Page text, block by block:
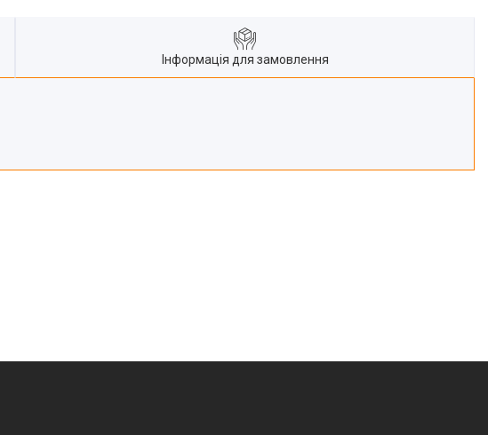
Інформація для замовлення